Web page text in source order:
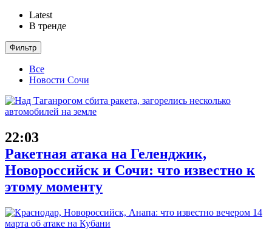
Latest
В тренде
Фильтр
Все
Новости Сочи
22:03
Ракетная атака на Геленджик,
Новороссийск и Сочи: что известно к
этому моменту